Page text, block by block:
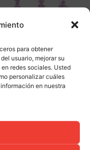
para obtener
usuario, mejorar su
redes sociales. Usted
personalizar cuáles
en nuestra